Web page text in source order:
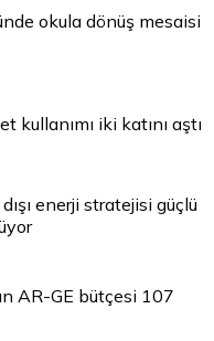
okula dönüş mesaisi
kullanımı iki katını aştı
enerji stratejisi güçlü
AR-GE bütçesi 107